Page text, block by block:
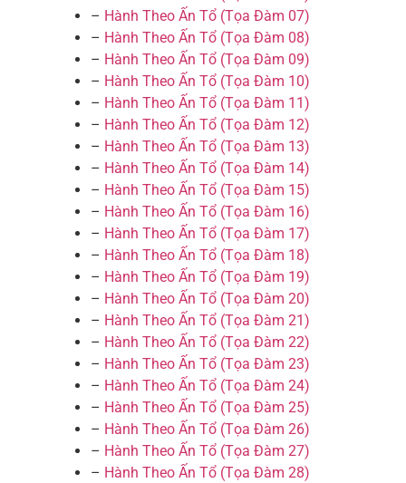
– Hành Theo Ấn Tổ (Tọa Đàm 07)
– Hành Theo Ấn Tổ (Tọa Đàm 08)
– Hành Theo Ấn Tổ (Tọa Đàm 09)
– Hành Theo Ấn Tổ (Tọa Đàm 10)
– Hành Theo Ấn Tổ (Tọa Đàm 11)
– Hành Theo Ấn Tổ (Tọa Đàm 12)
– Hành Theo Ấn Tổ (Tọa Đàm 13)
– Hành Theo Ấn Tổ (Tọa Đàm 14)
– Hành Theo Ấn Tổ (Tọa Đàm 15)
– Hành Theo Ấn Tổ (Tọa Đàm 16)
– Hành Theo Ấn Tổ (Tọa Đàm 17)
– Hành Theo Ấn Tổ (Tọa Đàm 18)
– Hành Theo Ấn Tổ (Tọa Đàm 19)
– Hành Theo Ấn Tổ (Tọa Đàm 20)
– Hành Theo Ấn Tổ (Tọa Đàm 21)
– Hành Theo Ấn Tổ (Tọa Đàm 22)
– Hành Theo Ấn Tổ (Tọa Đàm 23)
– Hành Theo Ấn Tổ (Tọa Đàm 24)
– Hành Theo Ấn Tổ (Tọa Đàm 25)
– Hành Theo Ấn Tổ (Tọa Đàm 26)
– Hành Theo Ấn Tổ (Tọa Đàm 27)
– Hành Theo Ấn Tổ (Tọa Đàm 28)